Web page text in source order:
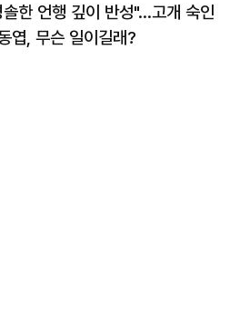
솔한 언행 깊이 반성"…고개 숙인
엽, 무슨 일이길래?